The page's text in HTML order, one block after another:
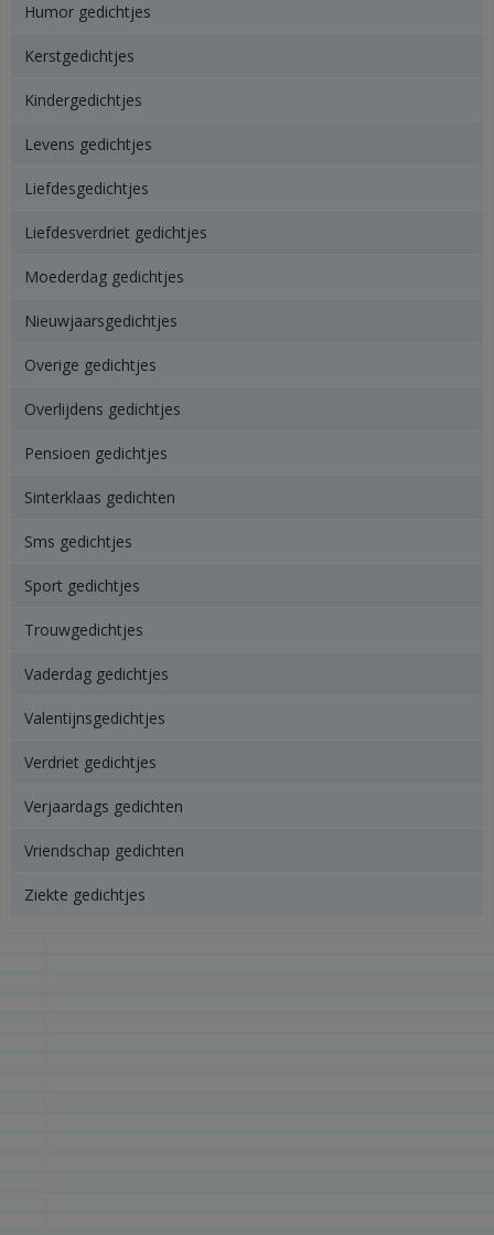
Humor gedichtjes
Kerstgedichtjes
Kindergedichtjes
Levens gedichtjes
Liefdesgedichtjes
Liefdesverdriet gedichtjes
Moederdag gedichtjes
Nieuwjaarsgedichtjes
Overige gedichtjes
Overlijdens gedichtjes
Pensioen gedichtjes
Sinterklaas gedichten
Sms gedichtjes
Sport gedichtjes
Trouwgedichtjes
Vaderdag gedichtjes
Valentijnsgedichtjes
Verdriet gedichtjes
Verjaardags gedichten
Vriendschap gedichten
Ziekte gedichtjes